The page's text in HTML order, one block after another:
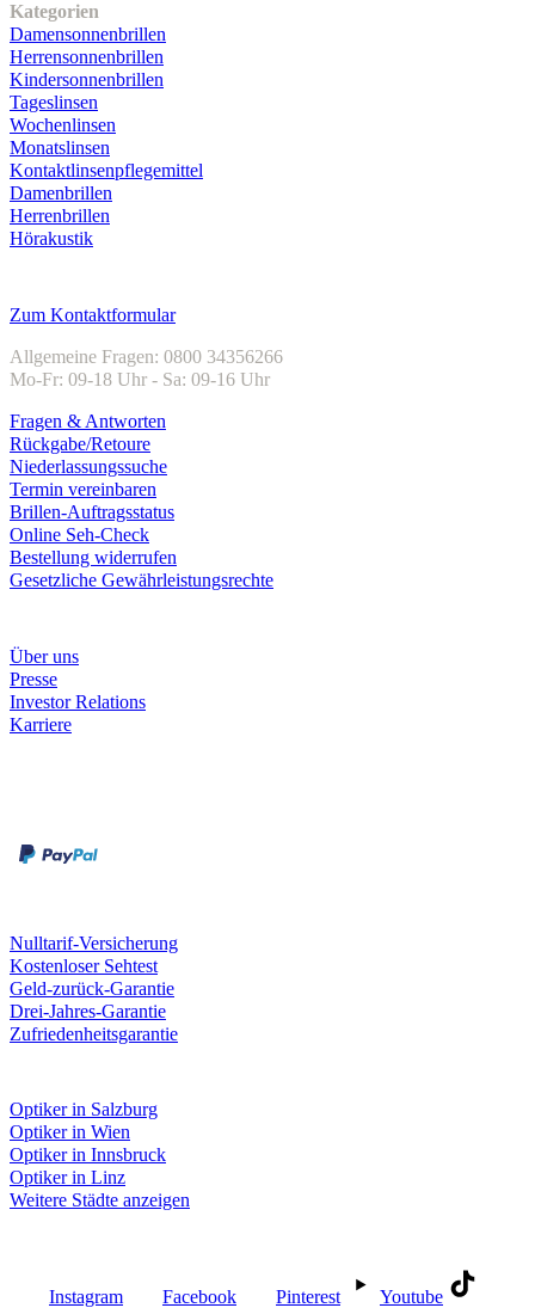
Kategorien
Damensonnenbrillen
Herrensonnenbrillen
Kindersonnenbrillen
Tageslinsen
Wochenlinsen
Monatslinsen
Kontaktlinsenpflegemittel
Damenbrillen
Herrenbrillen
Hörakustik
Zum Kontaktformular
Allgemeine Fragen: 0800 34356266
Mo-Fr: 09-18 Uhr - Sa: 09-16 Uhr
Fragen & Antworten
Rückgabe/Retoure
Niederlassungssuche
Termin vereinbaren
Brillen-Auftragsstatus
Online Seh-Check
Bestellung widerrufen
Gesetzliche Gewährleistungsrechte
Über uns
Presse
Investor Relations
Karriere
Nulltarif-Versicherung
Kostenloser Sehtest
Geld-zurück-Garantie
Drei-Jahres-Garantie
Zufriedenheitsgarantie
Optiker in Salzburg
Optiker in Wien
Optiker in Innsbruck
Optiker in Linz
Weitere Städte anzeigen
Instagram Facebook Pinterest Youtube